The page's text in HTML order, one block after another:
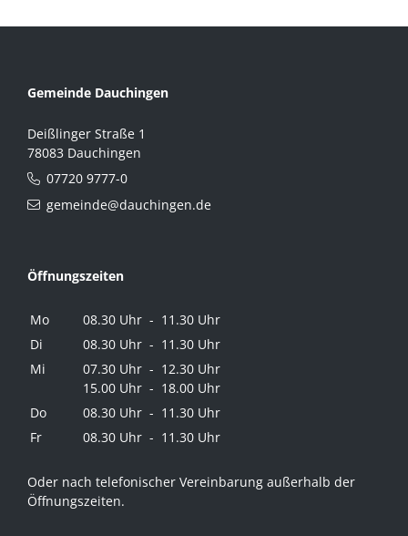
Gemeinde Dauchingen
Deißlinger Straße 1
78083 Dauchingen
07720 9777-0
gemeinde@dauchingen.de
Öffnungszeiten
Mo
08.30 Uhr - 11.30 Uhr
Di
08.30 Uhr - 11.30 Uhr
Mi
07.30 Uhr - 12.30 Uhr
15.00 Uhr - 18.00 Uhr
Do
08.30 Uhr - 11.30 Uhr
Fr
08.30 Uhr - 11.30 Uhr
Oder nach telefonischer Vereinbarung außerhalb der
Öffnungszeiten.